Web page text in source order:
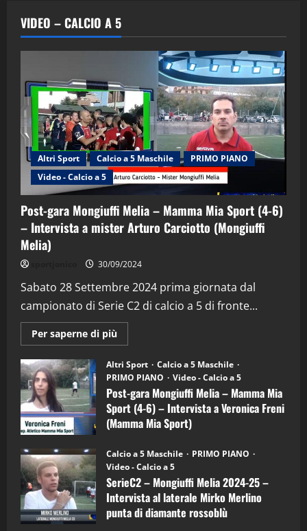
VIDEO – CALCIO A 5
Altri Sport Calcio a 5 Maschile
PRIMO PIANO
Video - Calcio a 5
Post-gara Mongiuffi Melia – Mamma Mia Sport (4-6)
– Intervista a mister Arturo Carciotto (Mongiuffi
Melia)
30/09/2024
Sabato 28 Settembre 2024 prima giornata dal
campionato di Serie C2 di calcio a 5 di fronte...
Per saperne di più
informazioni
Post-
gara
Mongiuffi
Melia
–
Mamma
Mia
Sport
6)
–
Intervista
a
mister
Arturo
Carciotto
(Mongiuffi
Altri Sport
Calcio a 5 Maschile
PRIMO PIANO
Video - Calcio a 5
Post-gara Mongiuffi Melia – Mamma Mia
Sport (4-6) – Intervista a Veronica Freni
(Mamma Mia Sport)
Calcio a 5 Maschile
PRIMO PIANO
Video - Calcio a 5
SerieC2 – Mongiuffi Melia 2024-25 –
Intervista al laterale Mirko Merlino
punta di diamante rossoblù
2
“SportEmpire” in Podcast: 29^ Puntata
(Martedi 28 Aprile 2026)
28/04/2026
3
"SportEmpire" in Podcast
“SportEmpire” in Podcast: 28^ Puntata
(Martedi 21 Aprile 2026)
21/04/2026
4
“SportEmpire” in Podcast: 27^ Puntata
(Martedi 14 Aprile 2026)
15/04/2026